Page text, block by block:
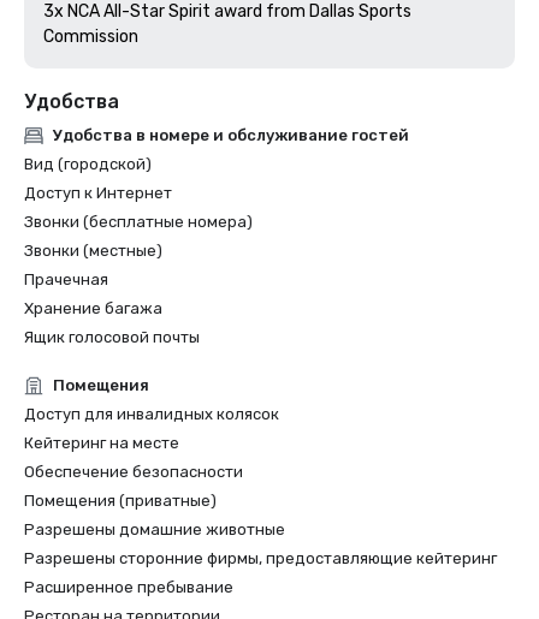
3x NCA All-Star Spirit award from Dallas Sports
Commission
Удобства
Удобства в номере и обслуживание гостей
Вид (городской)
Доступ к Интернет
Звонки (бесплатные номера)
Звонки (местные)
Прачечная
Хранение багажа
Ящик голосовой почты
Помещения
Доступ для инвалидных колясок
Кейтеринг на месте
Обеспечение безопасности
Помещения (приватные)
Разрешены домашние животные
Разрешены сторонние фирмы, предоставляющие кейтеринг
Расширенное пребывание